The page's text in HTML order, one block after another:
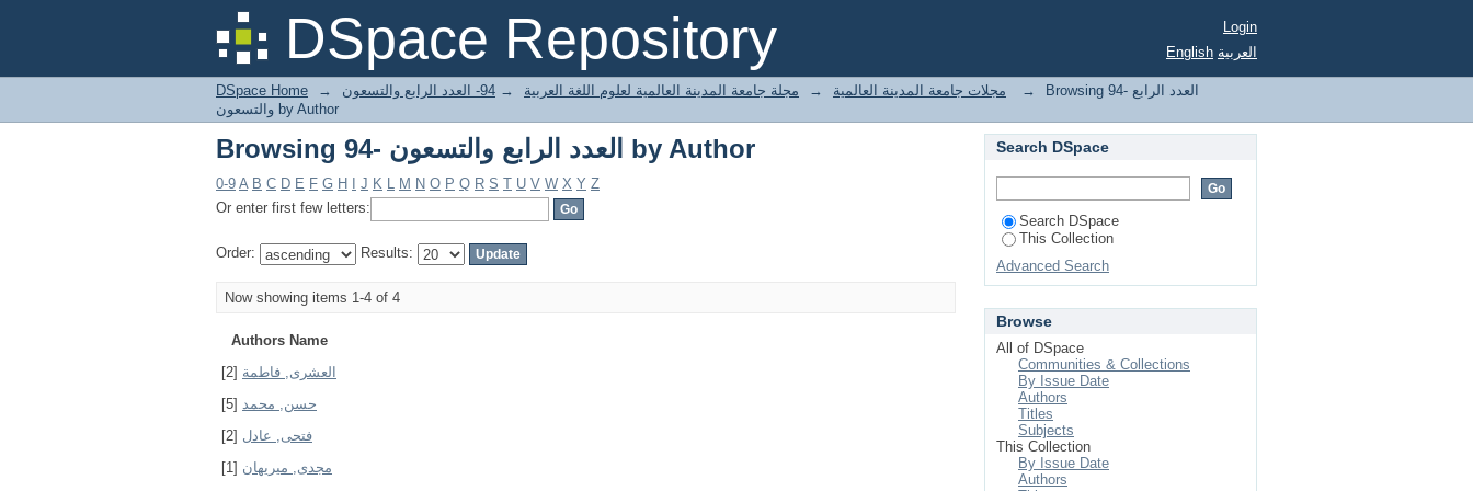
DSpace Repository
Browsing 94- العدد الرابع والتسعون by Author
Login
English العربية
DSpace Home → مجلات جامعة المدينة العالمية → مجلة جامعة المدينة العالمية لعلوم اللغة العربية → 94- العدد الرابع والتسعون →
Browsing 94- العدد الرابع
والتسعون by Author
Browsing 94- العدد الرابع والتسعون by Author
0-9 A B C D E F G H J K L M N O P Q R S T U V W X Y Z
Or enter first few letters:
Order: Results:
Now showing items 1-4 of 4
Authors Name
العشرى, فاطمة [2]
حسن, محمد [5]
فتحى, عادل [2]
مجدى, ميريهان [1]
Search DSpace
Search DSpace
This Collection
Advanced Search
Browse
All of DSpace
Communities & Collections
By Issue Date
Authors
Titles
Subjects
This Collection
By Issue Date
Authors